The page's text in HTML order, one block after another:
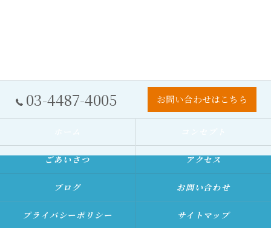
03-4487-4005 お問い合わせはこちら
ごあいさつ アクセス
ブログ お問い合わせ
プライバシーポリシー サイトマップ